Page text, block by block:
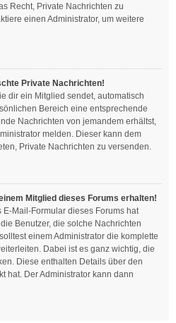
Recht, Private Nachrichten zu
einen Administrator, um weitere
Private Nachrichten!
dir ein Mitglied sendet, automatisch
Bereich eine entsprechende
Nachrichten von jemandem erhältst,
melden. Dieser kann dem
Private Nachrichten zu versenden.
Mitglied dieses Forums erhalten!
Mail-Formular dieses Forums hat
Benutzer, die solche Nachrichten
einem Administrator die komplette
Dabei ist es ganz wichtig, die
Diese enthalten Details über den
hat. Der Administrator kann dann